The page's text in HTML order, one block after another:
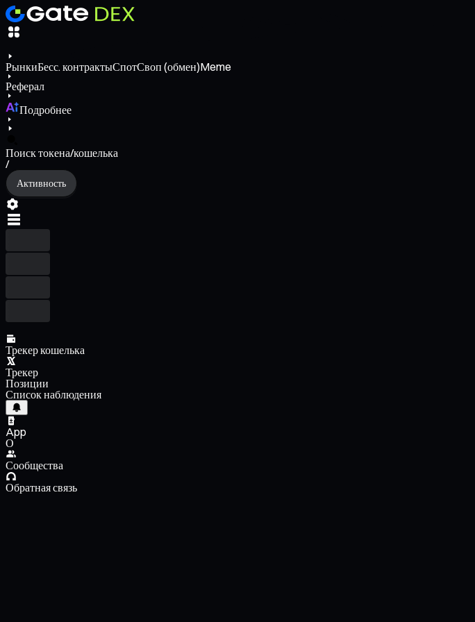
РынкиБесс. контрактыСпотСвоп (обмен)Meme
Реферал
Подробнее
Поиск токена/кошелька
/
Активность
Трекер кошелька
Трекер
Позиции
Список наблюдения
App
О
Сообщества
Обратная связь